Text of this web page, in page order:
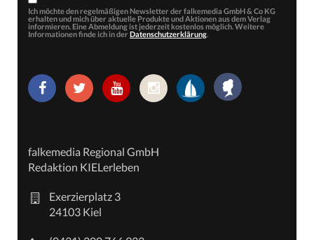
Ich möchte den regelmäßigen Newsletter der falkemedia GmbH & Co KG
erhalten und mich über aktuelle Produkte und Aktionen aus dem Verlag
informieren. Eine Abmeldung ist jederzeit kostenlos möglich. Weitere
Informationen finde ich in der Datenschutzerklärung.
falkemedia Regional GmbH
Redaktion KIELerleben
Exerzierplatz 3
24103 Kiel